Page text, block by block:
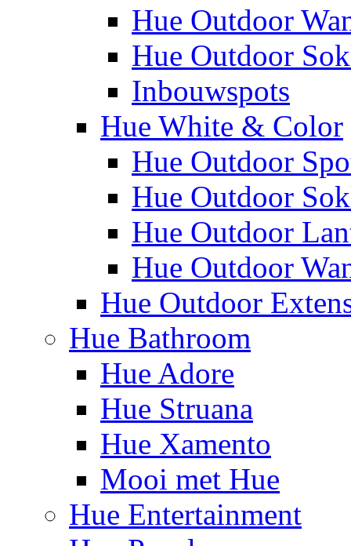
Hue Outdoor
Hue Outdoor
Inbouwspots
Hue White & Color
Hue Outdoor
Hue Outdoor
Hue Outdoor
Hue Outdoor
Hue Outdoor
Hue Bathroom
Hue Adore
Hue Struana
Hue Xamento
Mooi met Hue
Hue Entertainment